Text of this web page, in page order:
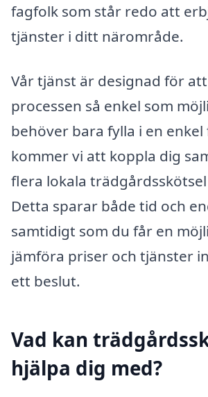
fagfolk som står redo att
tjänster i ditt närområde.
Vår tjänst är designad för
processen så enkel som
behöver bara fylla i en enkel
kommer vi att koppla dig
flera lokala
Detta sparar både tid och
samtidigt som du får en
jämföra priser och tjänster
ett beslut.
Vad kan
hjälpa dig med?